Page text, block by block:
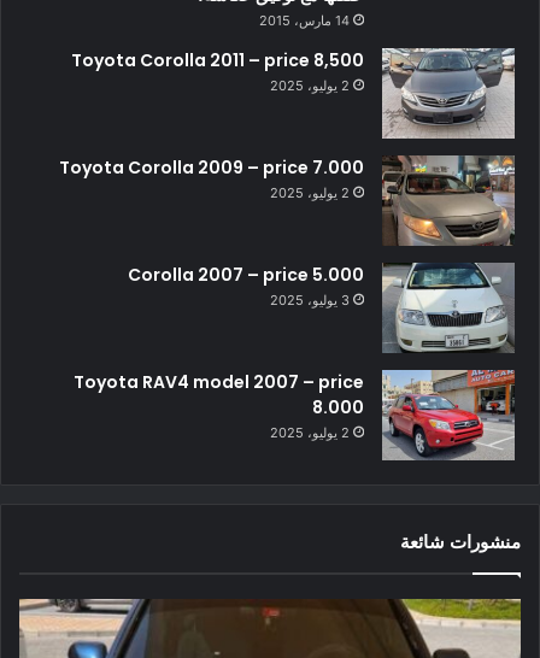
14 مارس، 2015
Toyota Corolla 2011 – price 8,500
2 يوليو، 2025
Toyota Corolla 2009 – price 7.000
2 يوليو، 2025
Corolla 2007 – price 5.000
3 يوليو، 2025
Toyota RAV4 model 2007 – price
8.000
2 يوليو، 2025
منشورات شائعة